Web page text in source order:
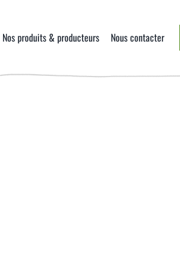
Nos produits & producteurs Nous contacter